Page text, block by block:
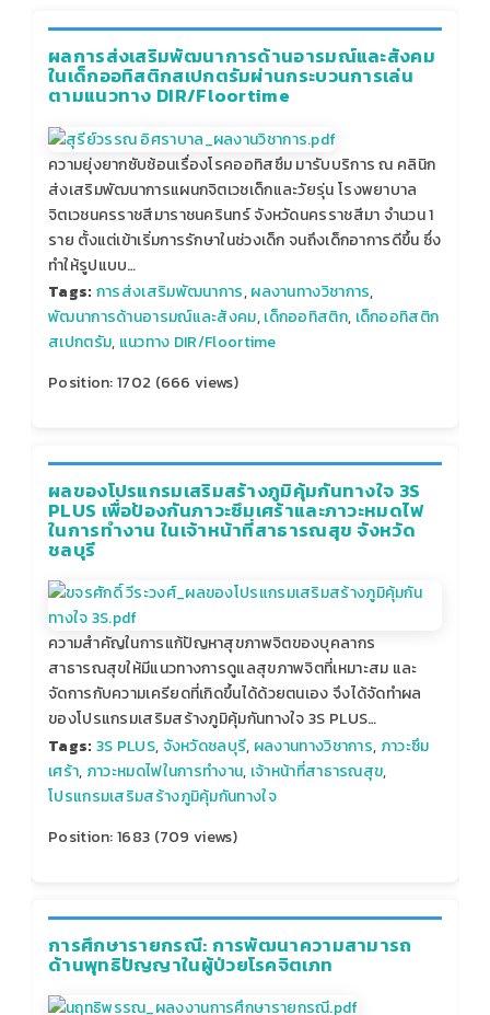
ผลการส่งเสริมพัฒนาการด้านอารมณ์และสังคม
ในเด็กออทิสติกสเปกตรัมผ่านกระบวนการเล่น
ตามแนวทาง DIR/Floortime
ความยุ่งยากซับซ้อนเรื่องโรคออทิสซึม มารับบริการ ณ คลินิก
ส่งเสริมพัฒนาการแผนกจิตเวชเด็กและวัยรุ่น โรงพยาบาล
จิตเวชนครราชสีมาราชนครินทร์ จังหวัดนครราชสีมา จำนวน 1
ราย ตั้งแต่เข้าเริ่มการรักษาในช่วงเด็ก จนถึงเด็กอาการดีขึ้น ซึ่ง
ทำให้รูปแบบ…
Tags: การส่งเสริมพัฒนาการ,ผลงานทางวิชาการ,
พัฒนาการด้านอารมณ์และสังคม,เด็กออทิสติก, เด็กออทิสติก
สเปกตรัม, แนวทาง DIR/Floortime
Position:1702 (666 views)
ผลของโปรแกรมเสริมสร้างภูมิคุ้มกันทางใจ 3S
PLUS เพื่อป้องกันภาวะซึมเศร้าและภาวะหมดไฟ
ในการทำงาน ในเจ้าหน้าที่สาธารณสุข จังหวัด
ชลบุรี
ความสำคัญในการแก้ปัญหาสุขภาพจิตของบุคลากร
สาธารณสุขให้มีแนวทางการดูแลสุขภาพจิตที่เหมาะสม และ
จัดการกับความเครียดที่เกิดขึ้นได้ด้วยตนเอง จึงได้จัดทำผล
ของโปรแกรมเสริมสร้างภูมิคุ้มกันทางใจ 3S PLUS…
Tags: 3S PLUS,จังหวัดชลบุรี, ผลงานทางวิชาการ, ภาวะซึม
เศร้า, ภาวะหมดไฟในการทำงาน, เจ้าหน้าที่สาธารณสุข,
โปรแกรมเสริมสร้างภูมิคุ้มกันทางใจ
Position:1683 (709 views)
การศึกษารายกรณี: การพัฒนาความสามารถ
ด้านพุทธิปัญญาในผู้ป่วยโรคจิตเภท